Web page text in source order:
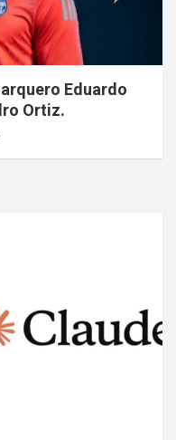
Eduardo
Ortiz.